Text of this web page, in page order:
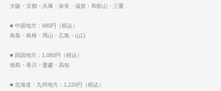
大阪・京都・兵庫・奈良・滋賀・和歌山・三重
■ 中国地方：980円（税込）
鳥取・島根・岡山・広島・山口
■ 四国地方：1,080円（税込）
徳島・香川・愛媛・高知
■ 北海道・九州地方：1,220円（税込）